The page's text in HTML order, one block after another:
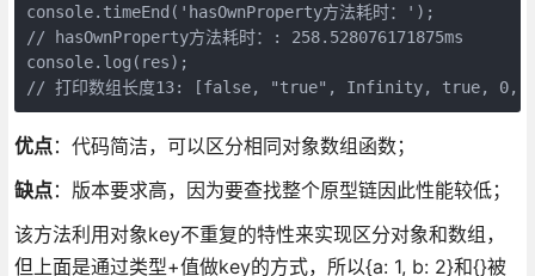
console.timeEnd('hasOwnProperty方法耗时：');
// hasOwnProperty方法耗时：: 258.528076171875ms
console.log(res);
// 打印数组长度13: [false, "true", Infinity, true,
优点：代码简洁，可以区分相同对象数组函数；
缺点：版本要求高，因为要查找整个原型链因此性能较低；
该方法利用对象key不重复的特性来实现区分对象和数组，
但上面是通过类型+值做key的方式，所以{a: 1, b: 2}和{}被